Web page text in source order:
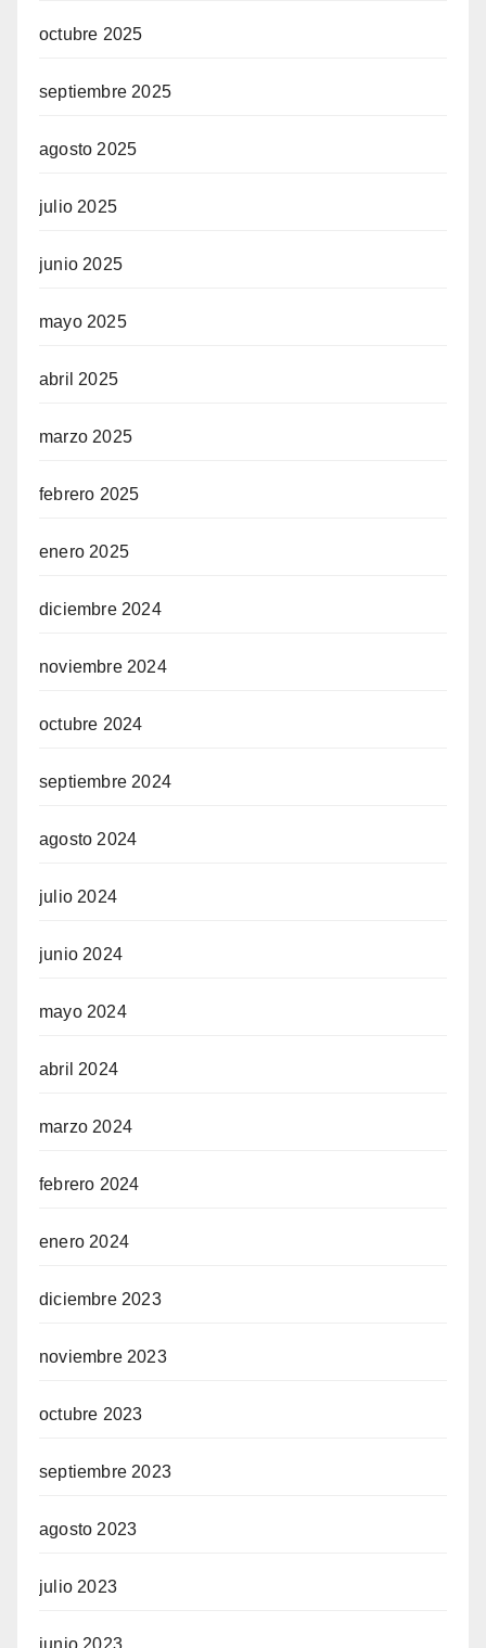
octubre 2025
septiembre 2025
agosto 2025
julio 2025
junio 2025
mayo 2025
abril 2025
marzo 2025
febrero 2025
enero 2025
diciembre 2024
noviembre 2024
octubre 2024
septiembre 2024
agosto 2024
julio 2024
junio 2024
mayo 2024
abril 2024
marzo 2024
febrero 2024
enero 2024
diciembre 2023
noviembre 2023
octubre 2023
septiembre 2023
agosto 2023
julio 2023
junio 2023